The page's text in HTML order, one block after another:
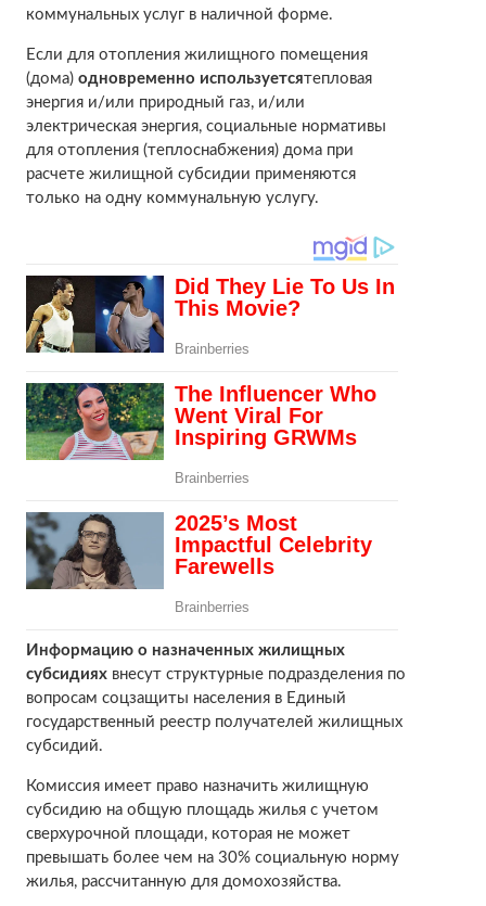
коммунальных услуг в наличной форме.
Если для отопления жилищного помещения
(дома) одновременно используетсятепловая
энергия и/или природный газ, и/или
электрическая энергия, социальные нормативы
для отопления (теплоснабжения) дома при
расчете жилищной субсидии применяются
только на одну коммунальную услугу.
Информацию о назначенных жилищных
субсидиях внесут структурные подразделения по
вопросам соцзащиты населения в Единый
государственный реестр получателей жилищных
субсидий.
Комиссия имеет право назначить жилищную
субсидию на общую площадь жилья с учетом
сверхурочной площади, которая не может
превышать более чем на 30% социальную норму
жилья, рассчитанную для домохозяйства.